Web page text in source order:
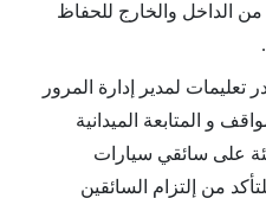
والتعقيم للمواقف والسيارات من الداخل والخارج للحفاظ
بالتنسيق مع الإدارة العامة للمواقف و المتابعة الميدانية
بالمحافظة بشن حملات مفاجئة على سائقي سيارات
الأجرة و المواقف العمومية، للتأكد من إلتزام السائقين